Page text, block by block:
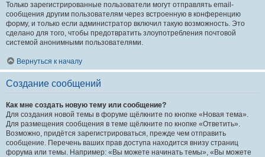
Только зарегистрированные пользователи могут отправлять email-
сообщения другим пользователям через встроенную в конференцию
форму, и только если администратор включил такую возможность. Это
сделано для того, чтобы предотвратить злоупотребления почтовой
системой анонимными пользователями.
Вернуться к началу
Создание сообщений
Как мне создать новую тему или сообщение?
Для создания новой темы в форуме щёлкните по кнопке «Новая тема».
Для размещения сообщения в теме щёлкните по кнопке «Ответить».
Возможно, придётся зарегистрироваться, прежде чем отправить
сообщение. Перечень ваших прав доступа находится внизу страниц
форума или темы. Например: «Вы можете начинать темы», «Вы можете